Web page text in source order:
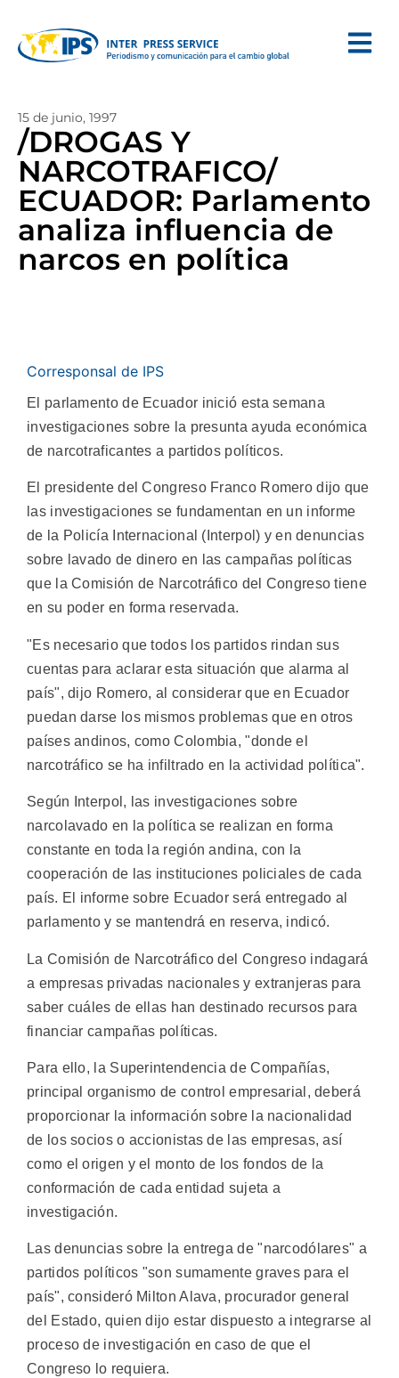
15 de junio, 1997
/DROGAS Y
NARCOTRAFICO/
ECUADOR: Parlamento
analiza influencia de
narcos en política
Corresponsal de IPS
El parlamento de Ecuador inició esta semana
investigaciones sobre la presunta ayuda económica
de narcotraficantes a partidos políticos.
El presidente del Congreso Franco Romero dijo que
las investigaciones se fundamentan en un informe
de la Policía Internacional (Interpol) y en denuncias
sobre lavado de dinero en las campañas políticas
que la Comisión de Narcotráfico del Congreso tiene
en su poder en forma reservada.
"Es necesario que todos los partidos rindan sus
cuentas para aclarar esta situación que alarma al
país", dijo Romero, al considerar que en Ecuador
puedan darse los mismos problemas que en otros
países andinos, como Colombia, "donde el
narcotráfico se ha infiltrado en la actividad política".
Según Interpol, las investigaciones sobre
narcolavado en la política se realizan en forma
constante en toda la región andina, con la
cooperación de las instituciones policiales de cada
país. El informe sobre Ecuador será entregado al
parlamento y se mantendrá en reserva, indicó.
La Comisión de Narcotráfico del Congreso indagará
a empresas privadas nacionales y extranjeras para
saber cuáles de ellas han destinado recursos para
financiar campañas políticas.
Para ello, la Superintendencia de Compañías,
principal organismo de control empresarial, deberá
proporcionar la información sobre la nacionalidad
de los socios o accionistas de las empresas, así
como el origen y el monto de los fondos de la
conformación de cada entidad sujeta a
investigación.
Las denuncias sobre la entrega de "narcodólares" a
partidos políticos "son sumamente graves para el
país", consideró Milton Alava, procurador general
del Estado, quien dijo estar dispuesto a integrarse al
proceso de investigación en caso de que el
Congreso lo requiera.